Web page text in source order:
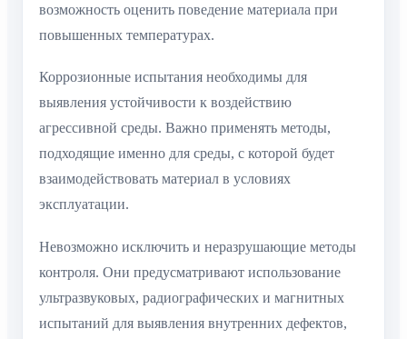
возможность оценить поведение материала при
повышенных температурах.
Коррозионные испытания необходимы для
выявления устойчивости к воздействию
агрессивной среды. Важно применять методы,
подходящие именно для среды, с которой будет
взаимодействовать материал в условиях
эксплуатации.
Невозможно исключить и неразрушающие методы
контроля. Они предусматривают использование
ультразвуковых, радиографических и магнитных
испытаний для выявления внутренних дефектов,